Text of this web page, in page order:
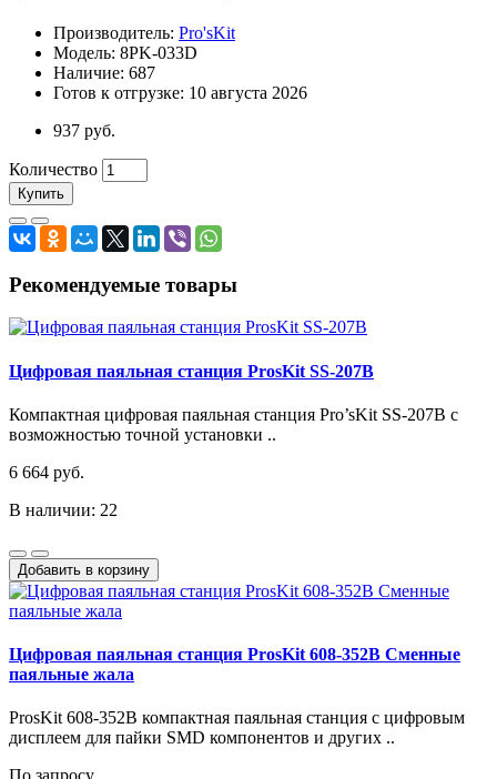
Производитель: Pro'sKit
Модель: 8PK-033D
Наличие: 687
Готов к отгрузке: 10 августа 2026
937 руб.
Количество
Купить
Рекомендуемые товары
Цифровая паяльная станция ProsKit SS-207B
Компактная цифровая паяльная станция Pro’sKit SS-207B с
возможностью точной установки ..
6 664 руб.
В наличии: 22
Добавить в корзину
Цифровая паяльная станция ProsKit 608-352B Сменные
паяльные жала
ProsKit 608-352B компактная паяльная станция с цифровым
дисплеем для пайки SMD компонентов и других ..